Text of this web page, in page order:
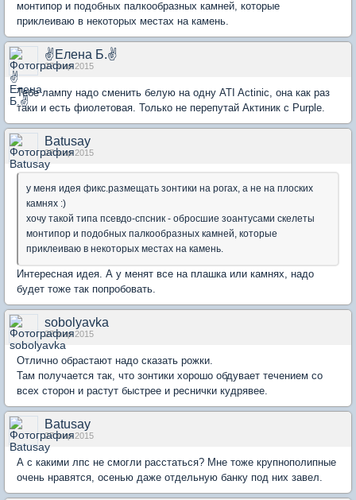
монтипор и подобных палкообразных камней, которые
приклеиваю в некоторых местах на камень.
✌Елена Б.✌
27 мар 2015
Тебе лампу надо сменить белую на одну ATI Actinic, она как раз
таки и есть фиолетовая. Только не перепутай Актиник с Purple.
Batusay
27 мар 2015
у меня идея фикс.размещать зонтики на рогах, а не на плоских
камнях :)
хочу такой типа псевдо-спсник - обросшие зоантусами скелеты
монтипор и подобных палкообразных камней, которые
приклеиваю в некоторых местах на камень.
Интересная идея. А у менят все на плашка или камнях, надо
будет тоже так попробовать.
sobolyavka
27 мар 2015
Отлично обрастают надо сказать рожки.
Там получается так, что зонтики хорошо обдувает течением со
всех сторон и растут быстрее и реснички кудрявее.
Batusay
27 мар 2015
А с какими лпс не смогли расстаться? Мне тоже крупнополипные
очень нравятся, осенью даже отдельную банку под них завел.